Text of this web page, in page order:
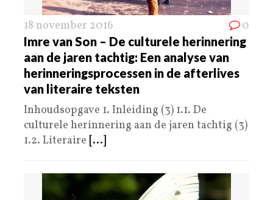
18 november 2016 0
Imre van Son – De culturele herinnering
aan de jaren tachtig: Een analyse van
herinneringsprocessen in de afterlives
van literaire teksten
Inhoudsopgave 1. Inleiding (3) 1.1. De
culturele herinnering aan de jaren tachtig (3)
1.2. Literaire [...]